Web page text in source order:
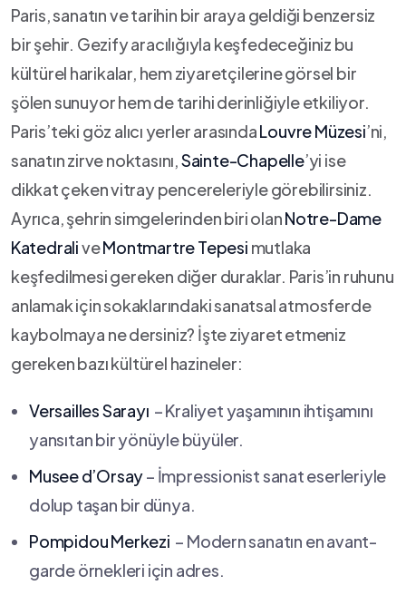
Paris, ⁣sanatın ve tarihin bir araya geldiği benzersiz
bir şehir. Gezify aracılığıyla keşfedeceğiniz ⁢bu
⁤kültürel⁤ harikalar, hem ⁢ziyaretçilerine görsel bir
şölen sunuyor hem de⁢ tarihi derinliğiyle etkiliyor.
Paris’teki göz alıcı⁣ yerler arasındaLouvre Müzesi’ni,
sanatın ⁣zirve noktasını,Sainte-Chapelle’yi ise​
dikkat⁢ çeken⁢ vitray ‌pencereleriyle görebilirsiniz.
Ayrıca,​ şehrin simgelerinden biri olan⁣Notre-Dame
⁢KatedraliveMontmartre Tepesi mutlaka
keşfedilmesi​ gereken diğer duraklar. Paris’in‌ ruhunu
anlamak için⁤ sokaklarındaki sanatsal‍ atmosferde
kaybolmaya ne ⁣dersiniz? İşte⁢ ziyaret etmeniz
gereken bazı ‌kültürel hazineler:
Versailles Sarayı ⁤ – ⁢Kraliyet yaşamının ‌ihtişamını⁣
yansıtan bir⁣ yönüyle büyüler.
Musee ⁢d’Orsay– İmpressionist sanat⁢ eserleriyle​
dolup taşan bir ⁣dünya.
Pompidou Merkezi ‍ – Modern ⁢sanatın en avant-
garde örnekleri için adres.